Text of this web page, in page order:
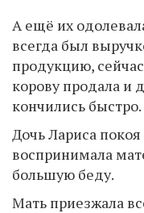
А ещё их
всегда был
продукцию,
корову продала и
кончились быстро.
Дочь Лариса
воспринимала
большую беду.
Мать приезжала